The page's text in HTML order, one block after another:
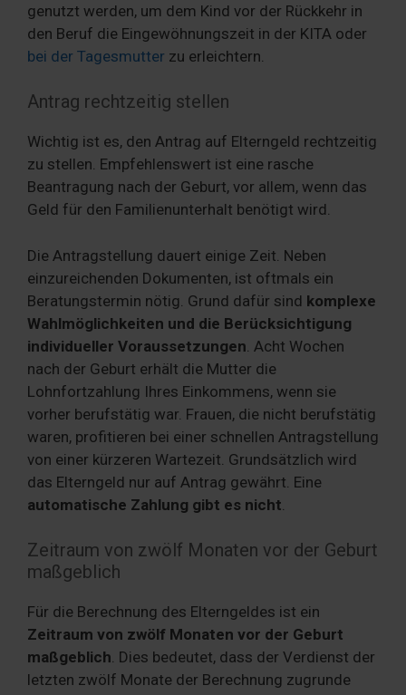
genutzt werden, um dem Kind vor der Rückkehr in
den Beruf die Eingewöhnungszeit in der KITA oder
bei der Tagesmutter zu erleichtern.
Antrag rechtzeitig stellen
Wichtig ist es, den Antrag auf Elterngeld rechtzeitig
zu stellen. Empfehlenswert ist eine rasche
Beantragung nach der Geburt, vor allem, wenn das
Geld für den Familienunterhalt benötigt wird.
Die Antragstellung dauert einige Zeit. Neben
einzureichenden Dokumenten, ist oftmals ein
Beratungstermin nötig. Grund dafür sind komplexe
Wahlmöglichkeiten und die Berücksichtigung
individueller Voraussetzungen . Acht Wochen
nach der Geburt erhält die Mutter die
Lohnfortzahlung Ihres Einkommens, wenn sie
vorher berufstätig war. Frauen, die nicht berufstätig
waren, profitieren bei einer schnellen Antragstellung
von einer kürzeren Wartezeit. Grundsätzlich wird
das Elterngeld nur auf Antrag gewährt. Eine
automatische Zahlung gibt es nicht
Zeitraum von zwölf Monaten vor der Geburt
maßgeblich
Für die Berechnung des Elterngeldes ist ein
Zeitraum von zwölf Monaten vor der Geburt
maßgeblich. Dies bedeutet, dass der Verdienst der
letzten zwölf Monate der Berechnung zugrunde